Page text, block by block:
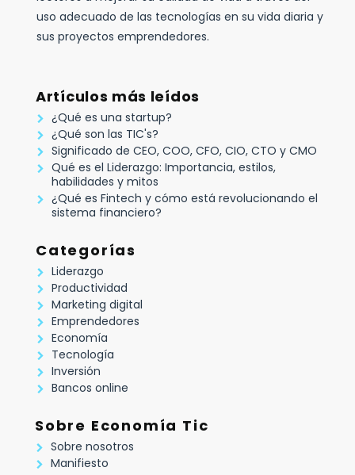
uso adecuado de las tecnologías en su vida diaria y
sus proyectos emprendedores.
Artículos más leídos
¿Qué es una startup?
¿Qué son las TIC's?
Significado de CEO, COO, CFO, CIO, CTO y CMO
Qué es el Liderazgo: Importancia, estilos,
habilidades y mitos
¿Qué es Fintech y cómo está revolucionando el
sistema financiero?
Categorías
Liderazgo
Productividad
Marketing digital
Emprendedores
Economía
Tecnología
Inversión
Bancos online
Sobre Economía Tic
Sobre nosotros
Manifiesto